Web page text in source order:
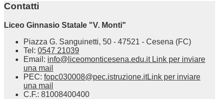
Contatti
Liceo Ginnasio Statale "V. Monti"
Piazza G. Sanguinetti, 50 - 47521 - Cesena (FC)
Tel: 0547 21039
Email: info@liceomonticesena.edu.it Link per inviare
una mail
PEC: fopc030008@pec.istruzione.itLink per inviare
una mail
C.F.: 81008400400